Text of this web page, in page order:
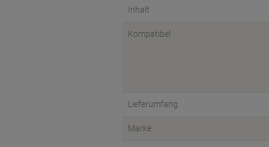
Inhalt
Kompatibel
Lieferumfang
Marke